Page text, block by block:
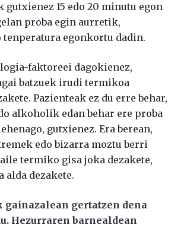
gutxienez 15 edo 20 minutu egon
proba egin aurretik,
tenperatura egonkortu dadin.
faktoreei dagokienez,
batzuek irudi termikoa
Pazienteak ez du erre behar,
alkoholik edan behar ere proba
gutxienez. Era berean,
edo bizarra moztu berri
termiko gisa joka dezakete,
alda dezakete.
gainazalean gertatzen dena
Hezurraren barnealdean